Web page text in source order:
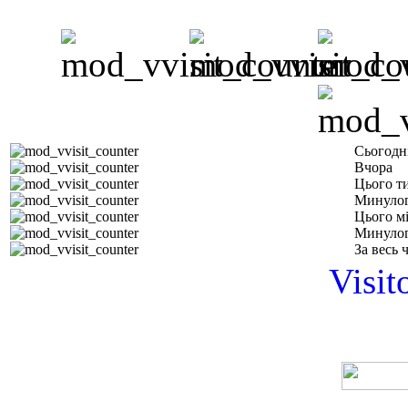
Вчора
Цього
Цього
За весь